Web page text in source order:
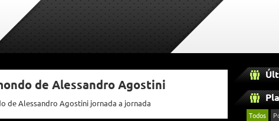
de Alessandro Agostini
de Alessandro Agostini jornada a jornada
Todos